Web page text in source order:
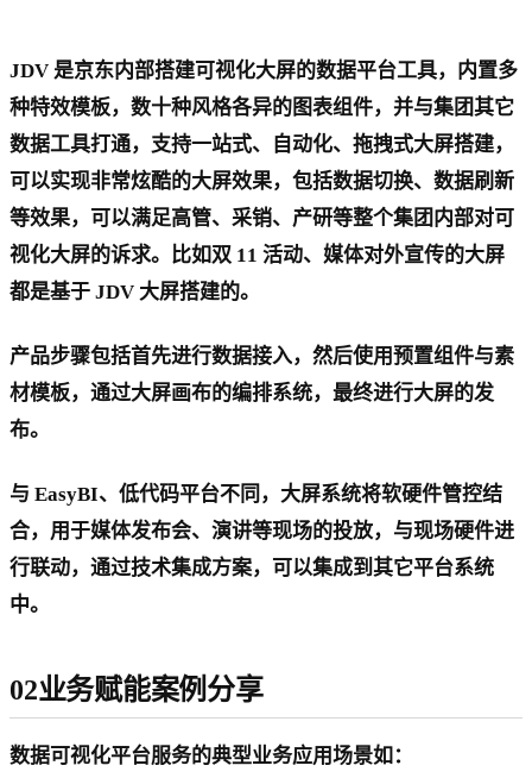
JDV 是京东内部搭建可视化大屏的数据平台工具，内置多
种特效模板，数十种风格各异的图表组件，并与集团其它
数据工具打通，支持一站式、自动化、拖拽式大屏搭建，
可以实现非常炫酷的大屏效果，包括数据切换、数据刷新
等效果，可以满足高管、采销、产研等整个集团内部对可
视化大屏的诉求。比如双 11 活动、媒体对外宣传的大屏
都是基于 JDV 大屏搭建的。
产品步骤包括首先进行数据接入，然后使用预置组件与素
材模板，通过大屏画布的编排系统，最终进行大屏的发
布。
与 EasyBI、低代码平台不同，大屏系统将软硬件管控结
合，用于媒体发布会、演讲等现场的投放，与现场硬件进
行联动，通过技术集成方案，可以集成到其它平台系统
中。
02业务赋能案例分享
数据可视化平台服务的典型业务应用场景如：